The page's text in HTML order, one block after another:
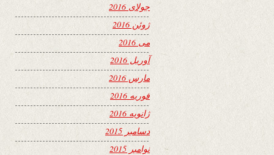
جولای 2016
ژوئن 2016
می 2016
آوریل 2016
مارس 2016
فوریه 2016
ژانویه 2016
دسامبر 2015
نوامبر 2015